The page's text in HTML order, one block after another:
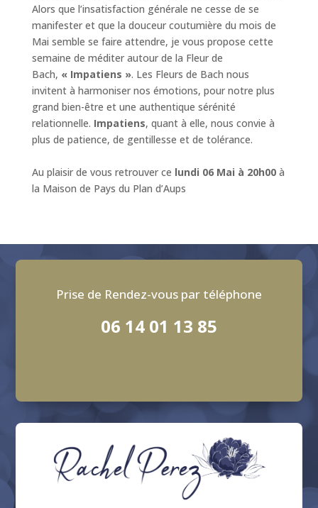
Alors que l’insatisfaction générale ne cesse de se
manifester et que la douceur coutumière du mois de
Mai semble se faire attendre, je vous propose cette
semaine de méditer autour de la Fleur de
Bach, « Impatiens ». Les Fleurs de Bach nous
invitent à harmoniser nos émotions, pour notre plus
grand bien-être et une authentique sérénité
relationnelle. Impatiens, quant à elle, nous convie à
plus de patience, de gentillesse et de tolérance.
Au plaisir de vous retrouver ce lundi 06 Mai à 20h00à
la Maison de Pays du Plan d’Aups
Prise de Rendez-vous par téléphone
06 14 01 13 85